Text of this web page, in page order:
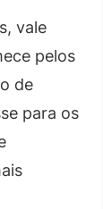
vale
pelos
de
para os